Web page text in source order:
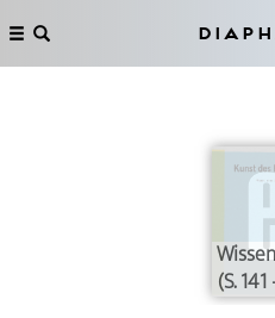
(S.